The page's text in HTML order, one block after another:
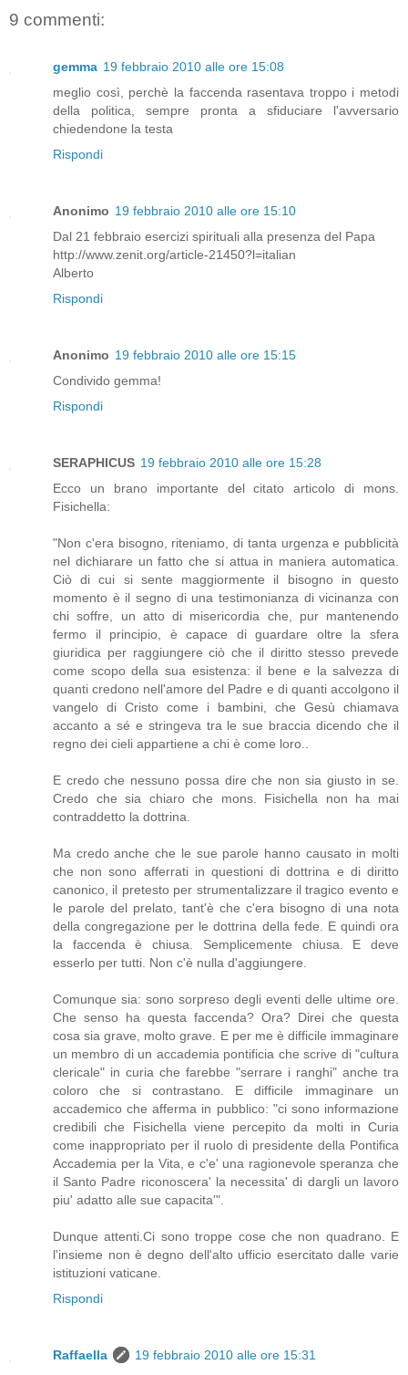
9 commenti:
gemma 19 febbraio 2010 alle ore 15:08
meglio così, perchè la faccenda rasentava troppo i metodi
della politica, sempre pronta a sfiduciare l'avversario
chiedendone la testa
Rispondi
Anonimo 19 febbraio 2010 alle ore 15:10
Dal 21 febbraio esercizi spirituali alla presenza del Papa
http://www.zenit.org/article-21450?l=italian
Alberto
Rispondi
Anonimo 19 febbraio 2010 alle ore 15:15
Condivido gemma!
Rispondi
SERAPHICUS 19 febbraio 2010 alle ore 15:28
Ecco un brano importante del citato articolo di mons.
Fisichella:
"Non c'era bisogno, riteniamo, di tanta urgenza e pubblicità
nel dichiarare un fatto che si attua in maniera automatica.
Ciò di cui si sente maggiormente il bisogno in questo
momento è il segno di una testimonianza di vicinanza con
chi soffre, un atto di misericordia che, pur mantenendo
fermo il principio, è capace di guardare oltre la sfera
giuridica per raggiungere ciò che il diritto stesso prevede
come scopo della sua esistenza: il bene e la salvezza di
quanti credono nell'amore del Padre e di quanti accolgono il
vangelo di Cristo come i bambini, che Gesù chiamava
accanto a sé e stringeva tra le sue braccia dicendo che il
regno dei cieli appartiene a chi è come loro..
E credo che nessuno possa dire che non sia giusto in se.
Credo che sia chiaro che mons. Fisichella non ha mai
contraddetto la dottrina.
Ma credo anche che le sue parole hanno causato in molti
che non sono afferrati in questioni di dottrina e di diritto
canonico, il pretesto per strumentalizzare il tragico evento e
le parole del prelato, tant'è che c'era bisogno di una nota
della congregazione per le dottrina della fede. E quindi ora
la faccenda è chiusa. Semplicemente chiusa. E deve
esserlo per tutti. Non c'è nulla d'aggiungere.
Comunque sia: sono sorpreso degli eventi delle ultime ore.
Che senso ha questa faccenda? Ora? Direi che questa
cosa sia grave, molto grave. E per me è difficile immaginare
un membro di un accademia pontificia che scrive di "cultura
clericale" in curia che farebbe "serrare i ranghi" anche tra
coloro che si contrastano. E difficile immaginare un
accademico che afferma in pubblico: "ci sono informazione
credibili che Fisichella viene percepito da molti in Curia
come inappropriato per il ruolo di presidente della Pontifica
Accademia per la Vita, e c'e' una ragionevole speranza che
il Santo Padre riconoscera' la necessita' di dargli un lavoro
piu' adatto alle sue capacita'".
Dunque attenti.Ci sono troppe cose che non quadrano. E
l'insieme non è degno dell'alto ufficio esercitato dalle varie
istituzioni vaticane.
Rispondi
Raffaella
19 febbraio 2010 alle ore 15:31